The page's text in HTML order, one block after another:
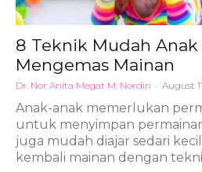
8 Teknik Mudah Anak
Mengemas Mainan
Dr. Nor Anita Megat M. Nordin - August
Anak-anak memerlukan
untuk menyimpan
juga mudah diajar sedari
kembali mainan dengan